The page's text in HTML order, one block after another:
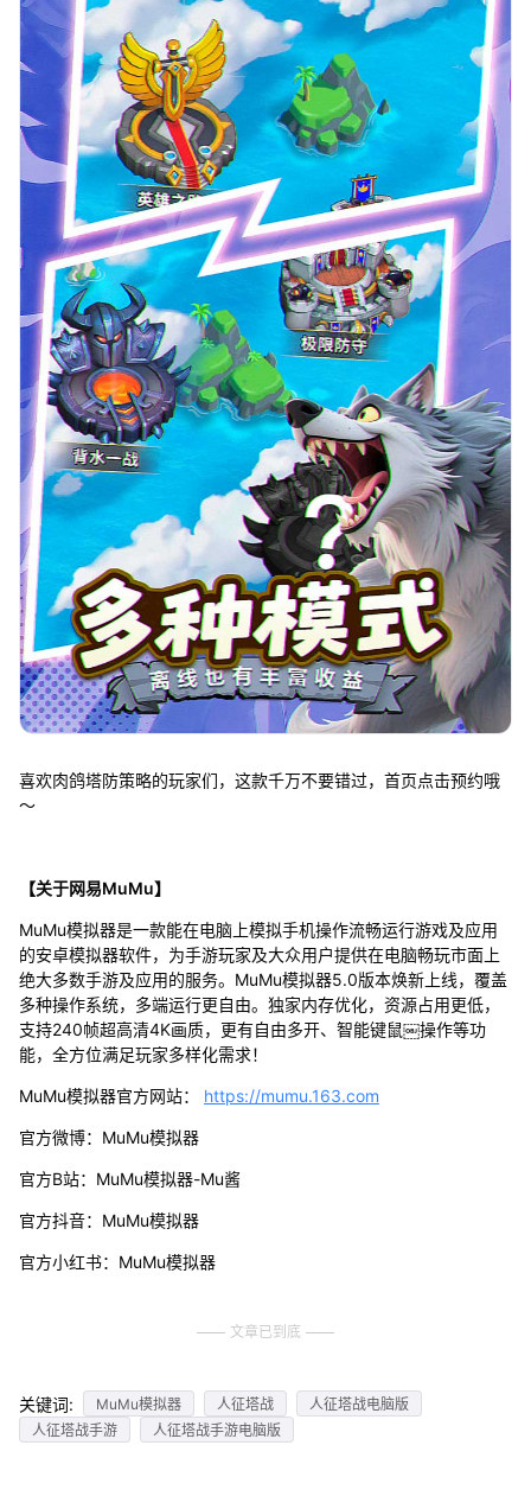
喜欢肉鸽塔防策略的玩家们，这款千万不要错过，首页点击预约哦
～
【关于网易MuMu】
MuMu模拟器是一款能在电脑上模拟手机操作流畅运行游戏及应用
的安卓模拟器软件，为手游玩家及大众用户提供在电脑畅玩市面上
绝大多数手游及应用的服务。MuMu模拟器5.0版本焕新上线，覆盖
多种操作系统，多端运行更自由。独家内存优化，资源占用更低，
支持240帧超高清4K画质，更有自由多开、智能键鼠￼操作等功
能，全方位满足玩家多样化需求！
MuMu模拟器官方网站： https://mumu.163.com
官方微博：MuMu模拟器
官方B站：MuMu模拟器-Mu酱
官方抖音：MuMu模拟器
官方小红书：MuMu模拟器
文章已到底
关键词: MuMu模拟器 人征塔战
人征塔战电脑版
人征塔战手游
人征塔战手游电脑版